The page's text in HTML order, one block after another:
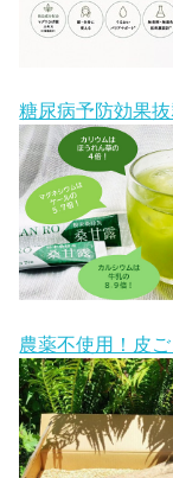
糖尿病予防効果
農薬不使用！皮